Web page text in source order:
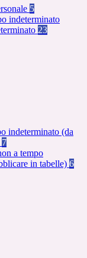
5
indeterminato
23
indeterminato (da
7
a tempo
in tabelle) 6